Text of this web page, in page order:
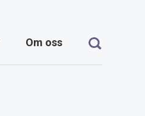
Om oss